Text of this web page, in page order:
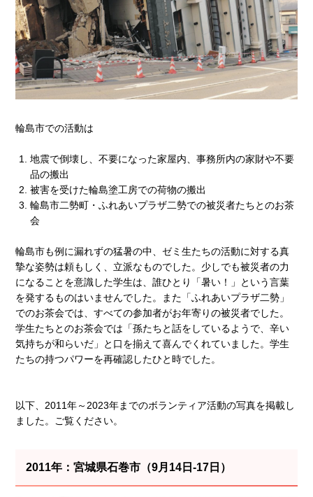
輪島市での活動は
地震で倒壊し、不要になった家屋内、事務所内の家財や不要
品の搬出
被害を受けた輪島塗工房での荷物の搬出
輪島市二勢町・ふれあいプラザ二勢での被災者たちとのお茶
会
輪島市も例に漏れずの猛暑の中、ゼミ生たちの活動に対する真
摯な姿勢は頼もしく、立派なものでした。少しでも被災者の力
になることを意識した学生は、誰ひとり「暑い！」という言葉
を発するものはいませんでした。また「ふれあいプラザ二勢」
でのお茶会では、すべての参加者がお年寄りの被災者でした。
学生たちとのお茶会では「孫たちと話をしているようで、辛い
気持ちが和らいだ」と口を揃えて喜んでくれていました。学生
たちの持つパワーを再確認したひと時でした。
以下、2011年～2023年までのボランティア活動の写真を掲載し
ました。ご覧ください。
2011年：宮城県石巻市（9月14日-17日）